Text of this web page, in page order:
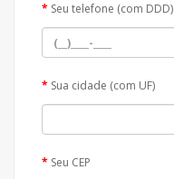
Seu telefone (com DDD)
Sua cidade (com UF)
Seu CEP